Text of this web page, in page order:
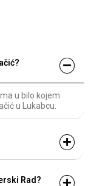
u bilo kojem
u Lukabcu.
Rad?